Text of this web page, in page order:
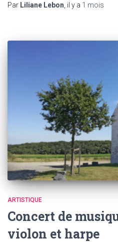
Par Liliane Lebon , il y a 1 mois
ARTISTIQUE
Concert de
violon et harpe